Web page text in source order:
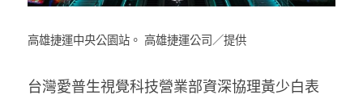
高雄捷運中央公園站。 高雄捷運公司／提供
台灣愛普生視覺科技營業部資深協理黃少白表